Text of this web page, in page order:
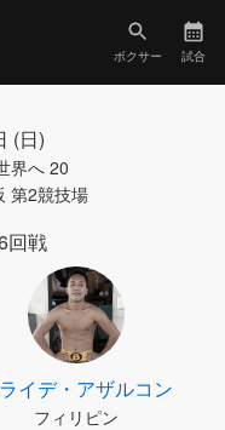
ボクサー 試合
(日)
界へ 20
第2競技場
回戦
イデ・アザルコン
フィリピン